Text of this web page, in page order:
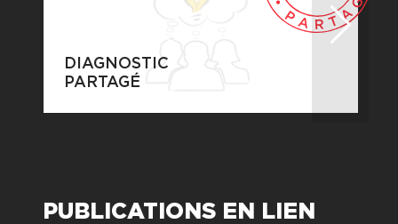
DIAGNOSTIC
PARTAGÉ
PUBLICATIONS EN LIEN